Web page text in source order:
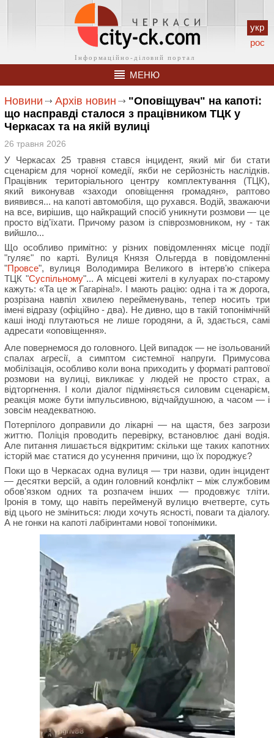
укр
рос
МЕНЮ
Новини Архів новин
"Оповіщувач" на капоті:
що насправді сталося з працівником ТЦК у
Черкасах та на якій вулиці
26 травня 2026
У Черкасах 25 травня стався інцидент, який міг би стати
сценарієм для чорної комедії, якби не серйозність наслідків.
Працівник територіального центру комплектування (ТЦК),
який виконував «заходи оповіщення громадян», раптово
виявився... на капоті автомобіля, що рухався. Водій, зважаючи
на все, вирішив, що найкращий спосіб уникнути розмови — це
просто від'їхати. Причому разом із співрозмовником, ну - так
вийшло...
Що особливо примітно: у різних повідомленнях місце події
"гуляє" по карті. Вулиця Князя Ольгерда в повідомленні
"Провсе", вулиця Володимира Великого в інтерв'ю спікера
ТЦК "Суспільному"... А місцеві жителі в кулуарах по-старому
кажуть: «Та це ж Гагаріна!». І мають рацію: одна і та ж дорога,
розрізана навпіл хвилею перейменувань, тепер носить три
імені відразу (офіційно - два). Не дивно, що в такій топонімічній
каші іноді плутаються не лише городяни, а й, здається, самі
адресати «оповіщення».
Але повернемося до головного. Цей випадок — не ізольований
спалах агресії, а симптом системної напруги. Примусова
мобілізація, особливо коли вона приходить у форматі раптової
розмови на вулиці, викликає у людей не просто страх, а
відторгнення. І коли діалог підміняється силовим сценарієм,
реакція може бути імпульсивною, відчайдушною, а часом — і
зовсім неадекватною.
Потерпілого доправили до лікарні — на щастя, без загрози
життю. Поліція проводить перевірку, встановлює дані водія.
Але питання лишається відкритим: скільки ще таких капотних
історій має статися до усунення причини, що їх породжує?
Поки що в Черкасах одна вулиця — три назви, один інцидент
— десятки версій, а один головний конфлікт – між службовим
обов'язком одних та розпачем інших — продовжує тліти.
Іронія в тому, що навіть перейменуй вулицю вчетверте, суть
від цього не зміниться: люди хочуть ясності, поваги та діалогу.
А не гонки на капоті лабіринтами нової топонімики.